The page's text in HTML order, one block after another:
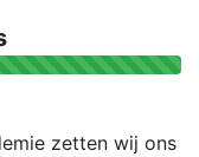
zetten wij ons